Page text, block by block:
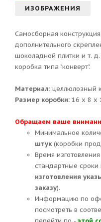
ИЗОБРАЖЕНИЯ
Самосборная
дополнительного
шоколадной плитки и т.
коробка типа "конверт".
Материал: целлюлозный
Размер коробки: 16 х 8 х
Обращаем ваше
Минимальное
штук(коробки
Время
стандартные сроки
изготовления
заказу).
Информацию по
посмотреть в